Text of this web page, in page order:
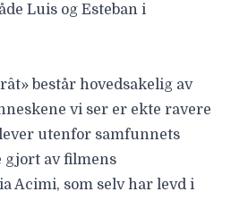
Luis og Esteban i
består hovedsakelig av
vi ser er ekte ravere
utenfor samfunnets
gjort av filmens
Acimi, som selv har levd i